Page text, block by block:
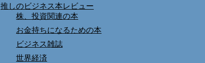
推しのビジネス本レビュー
株、投資関連の本
お金持ちになるための本
ビジネス雑誌
世界経済